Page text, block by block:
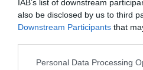
IAB’s list of downstream
also be disclosed by us to third
Downstream Participants that
Please note that this website/
Personal Data Processing
Ισχυρή έκρηξη σημειώθηκε
της Κυριακής έξω από την
χωρίς να προκληθούν
08 Μαρτίου 2026